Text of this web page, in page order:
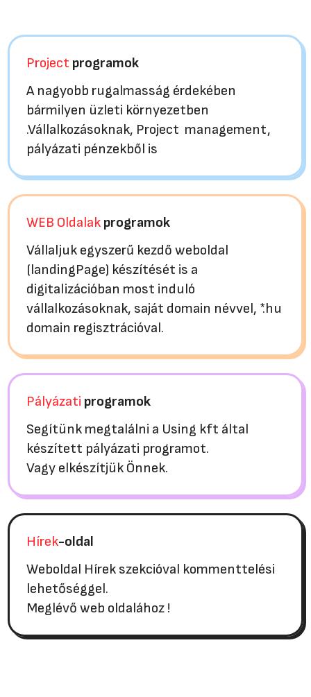
Project programok
A nagyobb rugalmasság érdekében
bármilyen üzleti környezetben
.Vállalkozásoknak, Project management,
pályázati pénzekből is
WEB Oldalak programok
Vállaljuk egyszerű kezdő weboldal
(landingPage) készítését is a
digitalizációban most induló
vállalkozásoknak, saját domain névvel, *.hu
domain regisztrációval.
Pályázati programok
Segítünk megtalálni a Using kft által
készített pályázati programot.
Vagy elkészítjük Önnek.
Hírek-oldal
Weboldal Hírek szekcióval kommenttelési
lehetőséggel.
Meglévő web oldalához !